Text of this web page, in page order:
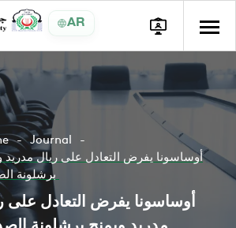
AR
Journal
أوساسونا يفرض التعادل على ريال مدريد
أوساسونا يفرض التعادل على